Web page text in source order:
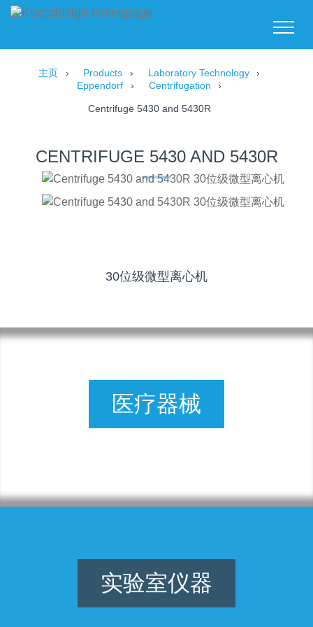
主页 Products
Laboratory Technology
Eppendorf
Centrifugation
Centrifuge 5430 and 5430R
CENTRIFUGE 5430 AND 5430R
30位级微型离心机
医疗器械
实验室仪器